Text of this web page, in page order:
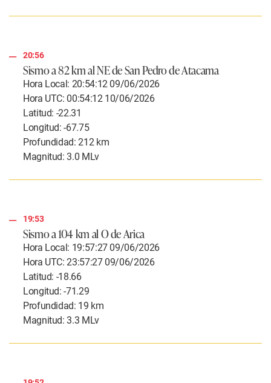
20:56
Sismo a 82 km al NE de San Pedro de Atacama
Hora Local: 20:54:12 09/06/2026
Hora UTC: 00:54:12 10/06/2026
Latitud: -22.31
Longitud: -67.75
Profundidad: 212 km
Magnitud: 3.0 MLv
19:53
Sismo a 104 km al O de Arica
Hora Local: 19:57:27 09/06/2026
Hora UTC: 23:57:27 09/06/2026
Latitud: -18.66
Longitud: -71.29
Profundidad: 19 km
Magnitud: 3.3 MLv